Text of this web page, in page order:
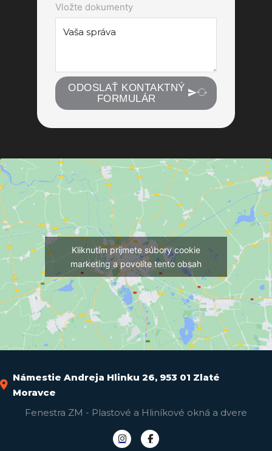
Vložte dokumenty
ODOSLAŤ KONTAKTNÝ
FORMULÁR
Kliknutím prijmete súbory cookie
marketing a povolíte tento obsah
Námestie Andreja Hlinku 26, 953 01 Zlaté
Moravce
Fenestra ZM - Plastové a Hliníkové okná a dvere